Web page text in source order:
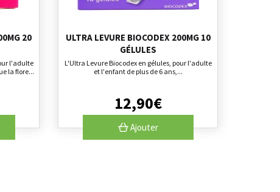
20
l'adulte
la flore...
ULTRA LEVURE BIOCODEX 200MG 10
GÉLULES
L'Ultra Levure Biocodex en gélules, pour l'adulte
et l'enfant de plus de 6 ans,...
12,90€
Ajouter